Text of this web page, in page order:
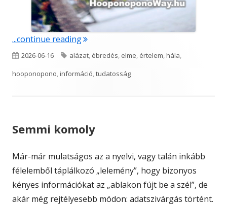
...continue reading"Hála érte!"
Published
on
2026-06-16 Tags
alázat, ébredés, elme, értelem,hála,
hooponopono,információ,tudatosság
Semmi komoly
Már-már mulatságos az a nyelvi, vagy talán inkább
félelemből táplálkozó „lelemény”, hogy bizonyos
kényes információkat az „ablakon fújt be a szél”, de
akár még rejtélyesebb módon: adatszivárgás történt.